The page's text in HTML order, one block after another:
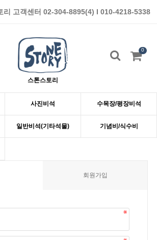
리 고객센터 02-304-8895(4) I 010-4218-5338
스톤스토리
0
사진비석 수목장/평장비석
일반비석(기타석물) 기념비/식수비
회원가입